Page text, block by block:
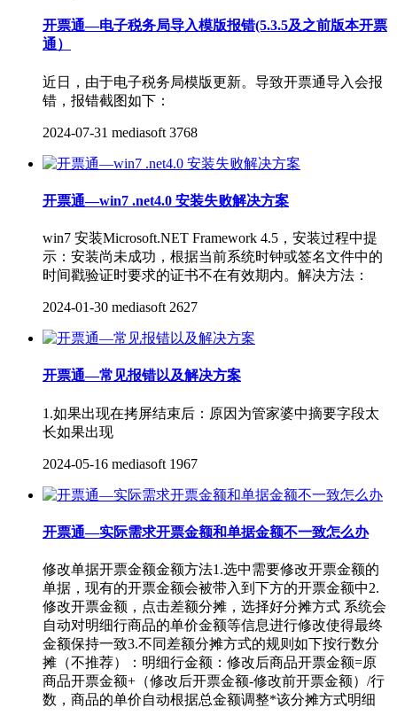
开票通—电子税务局导入模版报错(5.3.5及之前版本开票
通）
近日，由于电子税务局模版更新。导致开票通导入会报
错，报错截图如下：
2024-07-31 mediasoft 3768
开票通—win7 .net4.0 安装失败解决方案
win7 安装Microsoft.NET Framework 4.5，安装过程中提
示：安装尚未成功，根据当前系统时钟或签名文件中的
时间戳验证时要求的证书不在有效期内。解决方法：
2024-01-30 mediasoft 2627
开票通—常见报错以及解决方案
1.如果出现在拷屏结束后：原因为管家婆中摘要字段太
长如果出现
2024-05-16 mediasoft 1967
开票通—实际需求开票金额和单据金额不一致怎么办
修改单据开票金额金额方法1.选中需要修改开票金额的
单据，现有的开票金额会被带入到下方的开票金额中2.
修改开票金额，点击差额分摊，选择好分摊方式 系统会
自动对明细行商品的单价金额等信息进行修改使得最终
金额保持一致3.不同差额分摊方式的规则如下按行数分
摊（不推荐）：明细行金额：修改后商品开票金额=原
商品开票金额+（修改后开票金额-修改前开票金额）/行
数，商品的单价自动根据总金额调整*该分摊方式明细